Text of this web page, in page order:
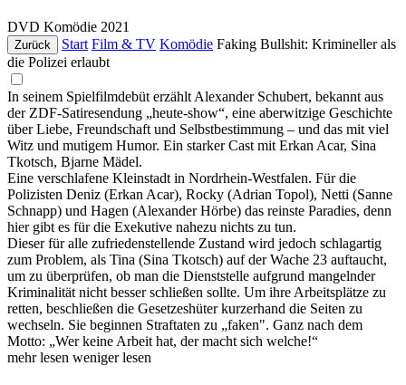
DVD Komödie 2021
Zurück Start Film & TV Komödie Faking Bullshit: Krimineller als
die Polizei erlaubt
In seinem Spielfilmdebüt erzählt Alexander Schubert, bekannt aus
der ZDF-Satiresendung „heute-show“, eine aberwitzige Geschichte
über Liebe, Freundschaft und Selbstbestimmung – und das mit viel
Witz und mutigem Humor. Ein starker Cast mit Erkan Acar, Sina
Tkotsch, Bjarne Mädel.
Eine verschlafene Kleinstadt in Nordrhein-Westfalen. Für die
Polizisten Deniz (Erkan Acar), Rocky (Adrian Topol), Netti (Sanne
Schnapp) und Hagen (Alexander Hörbe) das reinste Paradies, denn
hier gibt es für die Exekutive nahezu nichts zu tun.
Dieser für alle zufriedenstellende Zustand wird jedoch schlagartig
zum Problem, als Tina (Sina Tkotsch) auf der Wache 23 auftaucht,
um zu überprüfen, ob man die Dienststelle aufgrund mangelnder
Kriminalität nicht besser schließen sollte. Um ihre Arbeitsplätze zu
retten, beschließen die Gesetzeshüter kurzerhand die Seiten zu
wechseln. Sie beginnen Straftaten zu „faken". Ganz nach dem
Motto: „Wer keine Arbeit hat, der macht sich welche!“
mehr lesen weniger lesen